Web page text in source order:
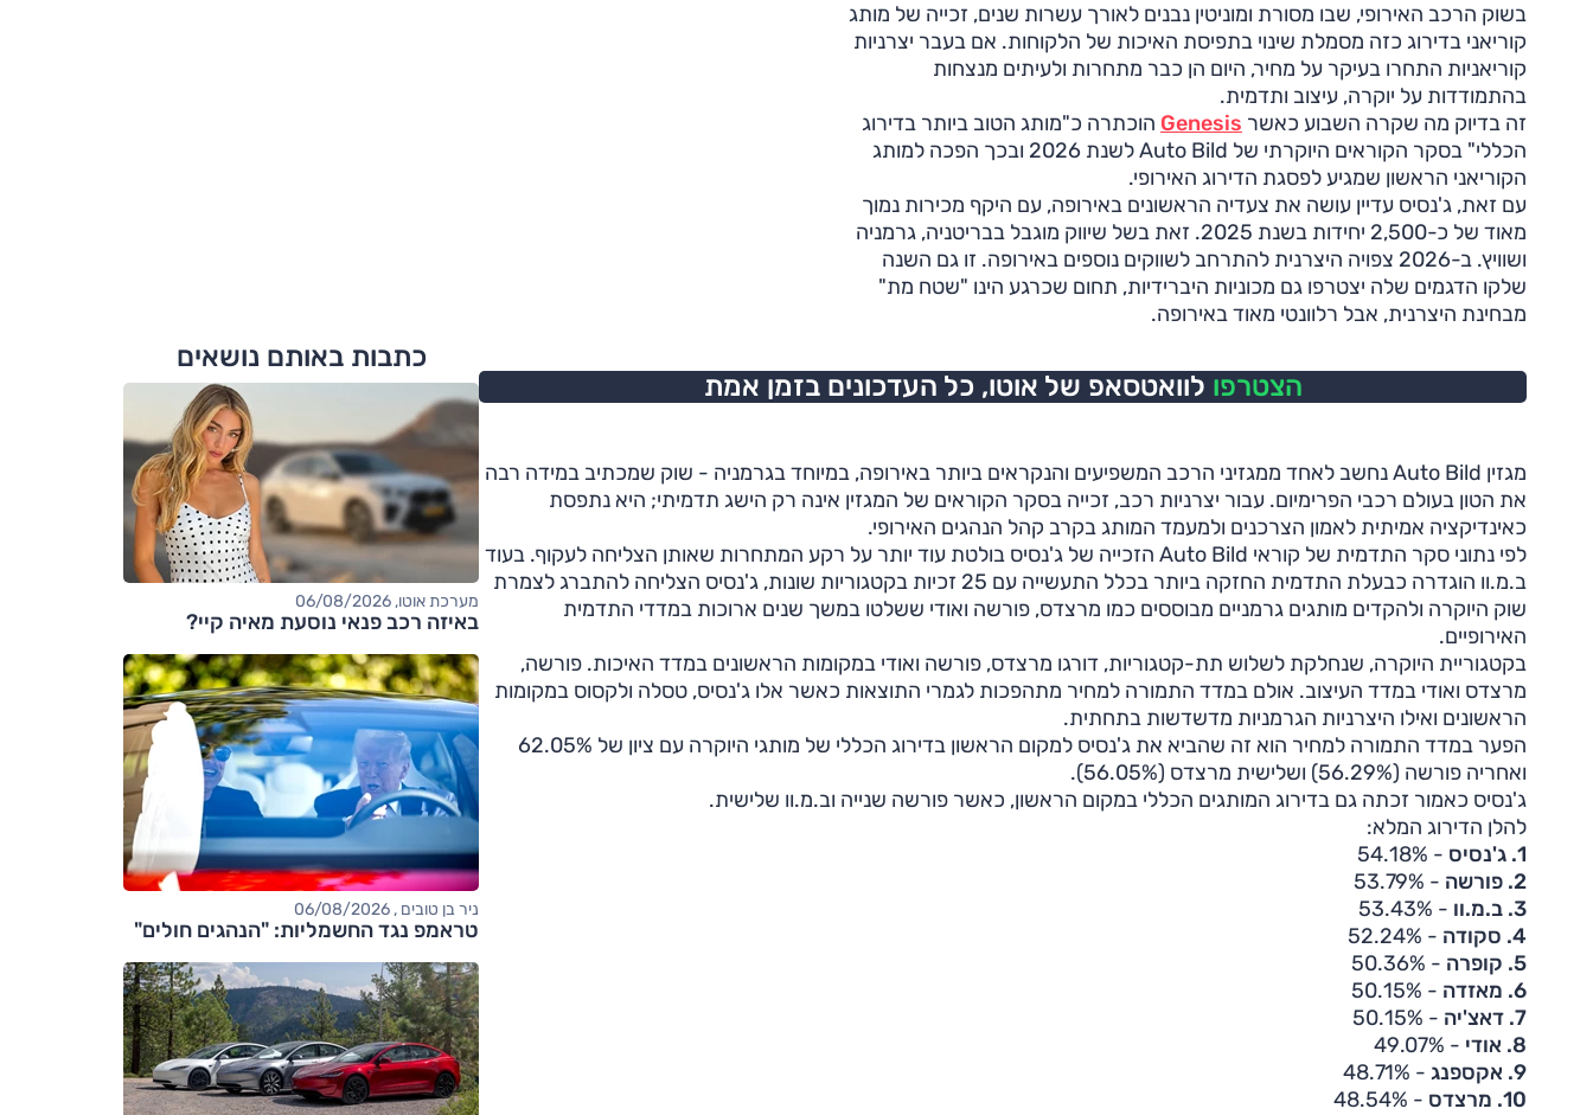
בשוק הרכב האירופי, שבו מסורת ומוניטין נבנים לאורך עשרות שנים, זכייה של מותג
קוריאני בדירוג כזה מסמלת שינוי בתפיסת האיכות של הלקוחות. אם בעבר יצרניות
קוריאניות התחרו בעיקר על מחיר, היום הן כבר מתחרות ולעיתים מנצחות
בהתמודדות על יוקרה, עיצוב ותדמית.
זה בדיוק מה שקרה השבוע כאשר Genesis הוכתרה כ"מותג הטוב ביותר בדירוג
הכללי" בסקר הקוראים היוקרתי של Auto Bild לשנת 2026 ובכך הפכה למותג
הקוריאני הראשון שמגיע לפסגת הדירוג האירופי.
עם זאת, ג'נסיס עדיין עושה את צעדיה הראשונים באירופה, עם היקף מכירות נמוך
מאוד של כ-2,500 יחידות בשנת 2025. זאת בשל שיווק מוגבל בבריטניה, גרמניה
ושוויץ. ב-2026 צפויה היצרנית להתרחב לשווקים נוספים באירופה. זו גם השנה
שלקו הדגמים שלה יצטרפו גם מכוניות היברידיות, תחום שכרגע הינו "שטח מת"
מבחינת היצרנית, אבל רלוונטי מאוד באירופה.
הצטרפו לוואטסאפ של אוטו, כל העדכונים בזמן אמת
מגזין Auto Bild נחשב לאחד ממגזיני הרכב המשפיעים והנקראים ביותר באירופה, במיוחד בגרמניה - שוק שמכתיב במידה רבה
את הטון בעולם רכבי הפרימיום. עבור יצרניות רכב, זכייה בסקר הקוראים של המגזין אינה רק הישג תדמיתי; היא נתפסת
כאינדיקציה אמיתית לאמון הצרכנים ולמעמד המותג בקרב קהל הנהגים האירופי.
לפי נתוני סקר התדמית של קוראי Auto Bild הזכייה של ג'נסיס בולטת עוד יותר על רקע המתחרות שאותן הצליחה לעקוף. בעוד
ב.מ.וו הוגדרה כבעלת התדמית החזקה ביותר בכלל התעשייה עם 25 זכיות בקטגוריות שונות, ג'נסיס הצליחה להתברג לצמרת
שוק היוקרה ולהקדים מותגים גרמניים מבוססים כמו מרצדס, פורשה ואודי ששלטו במשך שנים ארוכות במדדי התדמית
האירופיים.
בקטגוריית היוקרה, שנחלקת לשלוש תת-קטגוריות, דורגו מרצדס, פורשה ואודי במקומות הראשונים במדד האיכות. פורשה,
מרצדס ואודי במדד העיצוב. אולם במדד התמורה למחיר מתהפכות לגמרי התוצאות כאשר אלו ג'נסיס, טסלה ולקסוס במקומות
הראשונים ואילו היצרניות הגרמניות מדשדשות בתחתית.
הפער במדד התמורה למחיר הוא זה שהביא את ג'נסיס למקום הראשון בדירוג הכללי של מותגי היוקרה עם ציון של 62.05%
ואחריה פורשה (56.29%) ושלישית מרצדס (56.05%).
ג'נסיס כאמור זכתה גם בדירוג המותגים הכללי במקום הראשון, כאשר פורשה שנייה וב.מ.וו שלישית.
להלן הדירוג המלא:
1. ג'נסיס
- 54.18%
2. פורשה
- 53.79%
3. ב.מ.וו
- 53.43%
4. סקודה
- 52.24%
5. קופרה
- 50.36%
6. מאזדה
- 50.15%
7. דאצ'יה
- 50.15%
8. אודי
- 49.07%
9. אקספנג
- 48.71%
10. מרצדס
- 48.54%
כתבות באותם נושאים
מערכת אוטו, 06/08/2026
באיזה רכב פנאי נוסעת מאיה קיי?
ניר בן טובים , 06/08/2026
טראמפ נגד החשמליות: "הנהגים חולים"